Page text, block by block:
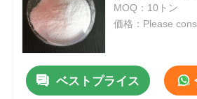
MOQ：10トン
価格：Please
ベストプライス